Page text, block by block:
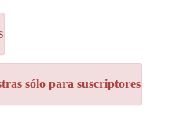
sólo para suscriptores